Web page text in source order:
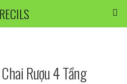
RECILS
Rượu 4 Tầng